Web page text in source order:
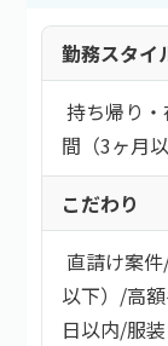
勤務スタイ
持ち帰り
間（3ヶ月以
こだわり
直請け案件
以下） /高
日以内/服